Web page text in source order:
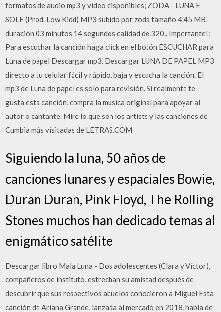
formatos de audio mp3 y video disponibles; ZODA - LUNA E
SOLE (Prod. Low Kidd) MP3 subido por zoda tamaño 4.45 MB,
duración 03 minutos 14 segundos calidad de 320.. Importante!:
Para escuchar la canción haga click en el botón ESCUCHAR para
Luna de papel Descargar mp3. ️️️️️️Descargar LUNA DE PAPEL MP3
directo a tu celular fácil y rápido, baja y escucha la canción. El
mp3 de Luna de papel es solo para revisión. Si realmente te
gusta esta canción, compra la música original para apoyar al
autor o cantante. Mire lo que son los artists y las canciones de
Cumbia más visitadas de LETRAS.COM
Siguiendo la luna, 50 años de
canciones lunares y espaciales Bowie,
Duran Duran, Pink Floyd, The Rolling
Stones muchos han dedicado temas al
enigmático satélite
Descargar libro Mala Luna - Dos adolescentes (Clara y Víctor),
compañeros de instituto, estrechan su amistad después de
descubrir que sus respectivos abuelos conocieron a Miguel Esta
canción de Ariana Grande, lanzada al mercado en 2018, habla de